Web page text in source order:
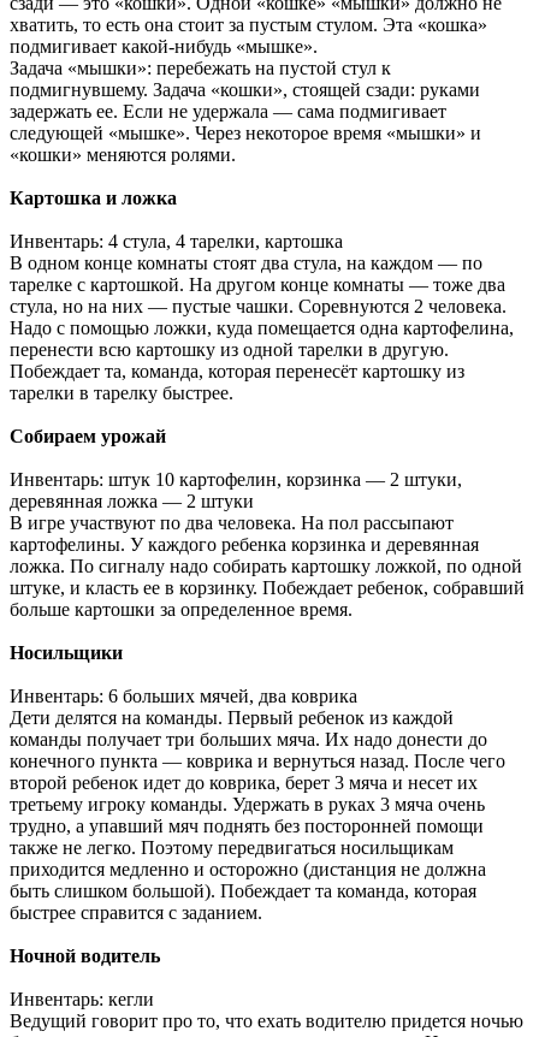
хватить, то есть она стоит за пустым стулом. Эта «кошка»
подмигивает какой-нибудь «мышке».
Задача «мышки»: перебежать на пустой стул к
подмигнувшему. Задача «кошки», стоящей сзади: руками
задержать ее. Если не удержала — сама подмигивает
следующей «мышке». Через некоторое время «мышки» и
«кошки» меняются ролями.
Картошка и ложка
Инвентарь: 4 стула, 4 тарелки, картошка
В одном конце комнаты стоят два стула, на каждом — по
тарелке с картошкой. На другом конце комнаты — тоже два
стула, но на них — пустые чашки. Соревнуются 2 человека.
Надо с помощью ложки, куда помещается одна картофелина,
перенести всю картошку из одной тарелки в другую.
Побеждает та, команда, которая перенесёт картошку из
тарелки в тарелку быстрее.
Собираем урожай
Инвентарь: штук 10 картофелин, корзинка — 2 штуки,
деревянная ложка — 2 штуки
В игре участвуют по два человека. На пол рассыпают
картофелины. У каждого ребенка корзинка и деревянная
ложка. По сигналу надо собирать картошку ложкой, по одной
штуке, и класть ее в корзинку. Побеждает ребенок, собравший
больше картошки за определенное время.
Носильщики
Инвентарь: 6 больших мячей, два коврика
Дети делятся на команды. Первый ребенок из каждой
команды получает три больших мяча. Их надо донести до
конечного пункта — коврика и вернуться назад. После чего
второй ребенок идет до коврика, берет 3 мяча и несет их
третьему игроку команды. Удержать в руках 3 мяча очень
трудно, а упавший мяч поднять без посторонней помощи
также не легко. Поэтому передвигаться носильщикам
приходится медленно и осторожно (дистанция не должна
быть слишком большой). Побеждает та команда, которая
быстрее справится с заданием.
Ночной водитель
Инвентарь: кегли
Ведущий говорит про то, что ехать водителю придется ночью